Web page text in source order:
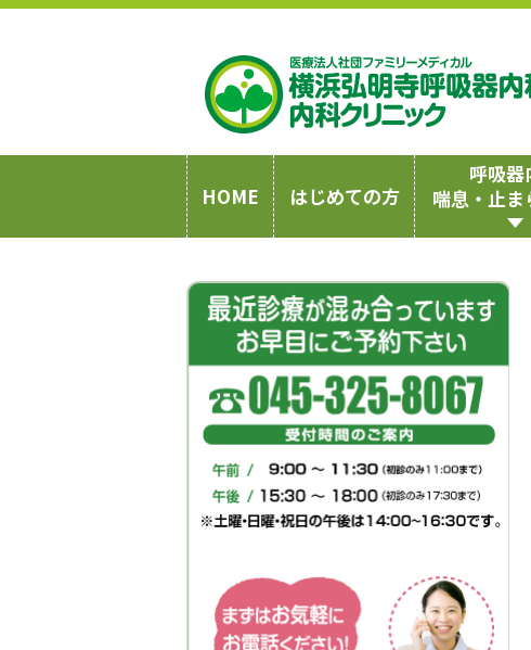
HOME はじめての方
呼吸器
喘息・止